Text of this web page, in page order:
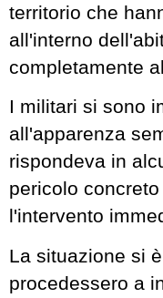
territorio che
all'interno
completamente
I militari si sono
all'apparenza
rispondeva in
pericolo
l'intervento
La situazione si
procedessero a